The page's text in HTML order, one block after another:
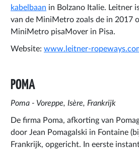
kabelbaan in Bolzano Italie. Leitner
van de MiniMetro zoals de in 2017
MiniMetro pisaMover in Pisa.
Website: www.leitner-
POMA
Poma - Voreppe, Isère, Frankrijk
De firma Poma, afkorting van
door Jean Pomagalski in Fontaine
Frankrijk, opgericht. In eerste